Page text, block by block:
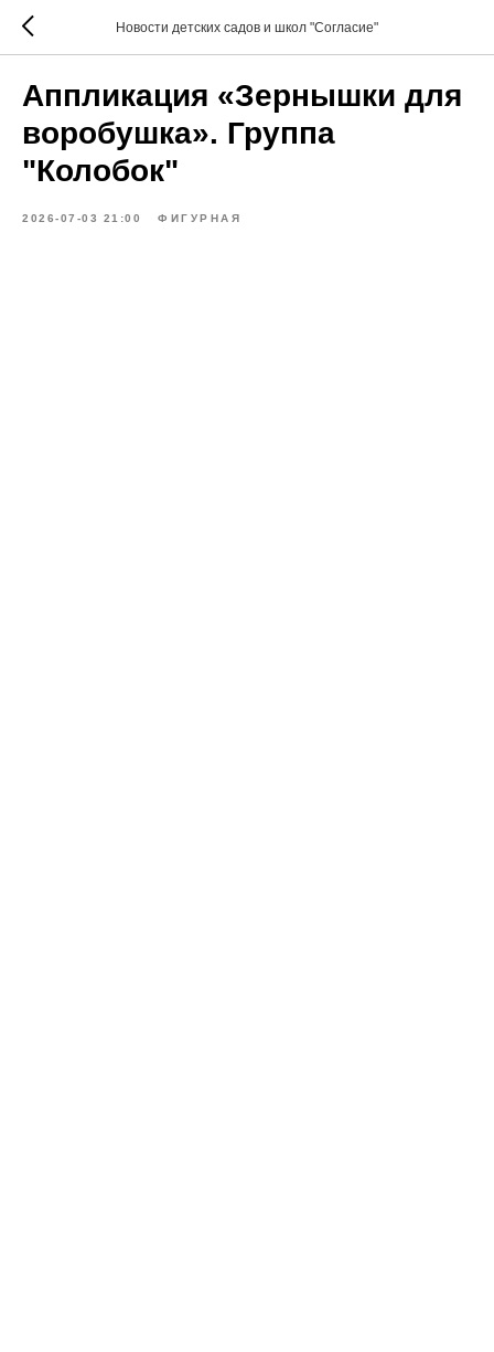
Новости детских садов и школ "Согласие"
Аппликация «Зернышки для
воробушка». Группа
"Колобок"
2026-07-03 21:00 ФИГУРНАЯ